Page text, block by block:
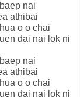
nai
athibai
o o chai
dai nai lok ni
nai
athibai
o o chai
dai nai lok ni